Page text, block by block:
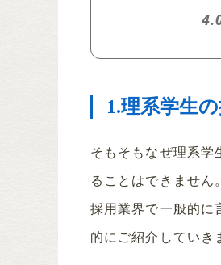
1.理系学生
そもそもなぜ理系学
ることはできません。
採用業界で一般的に
的にご紹介していき